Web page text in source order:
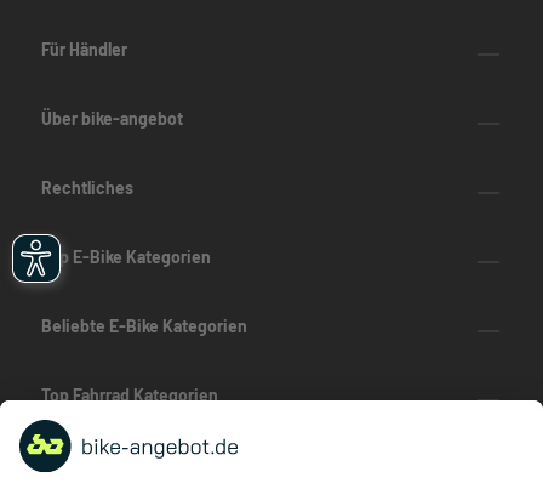
Für Händler
Über bike-angebot
Rechtliches
Top E-Bike Kategorien
Beliebte E-Bike Kategorien
Top Fahrrad Kategorien
Beliebte Fahrrad-Kategorien